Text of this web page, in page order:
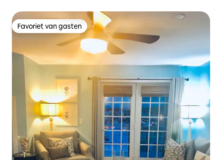
Favoriet van gasten
Favoriet van gasten